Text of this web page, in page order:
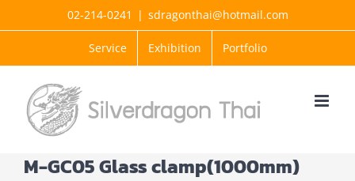
content
02-214-0241 | sdragonthai@hotmail.com
Service Exhibition Portfolio
M-GC05 Glass clamp(1000mm)